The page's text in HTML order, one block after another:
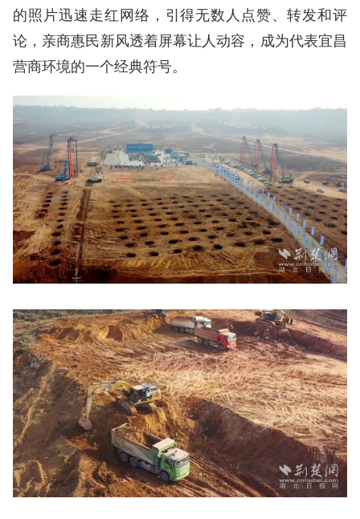
的照片迅速走红网络，引得无数人点赞、转发和评
论，亲商惠民新风透着屏幕让人动容，成为代表宜昌
营商环境的一个经典符号。